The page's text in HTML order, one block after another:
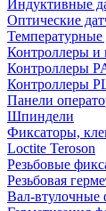
Индуктивные
Оптические
Температурные
Контроллеры и
Контроллеры
Контроллеры
Панели
Шпиндели
Фиксаторы,
Loctite Teroson
Резьбовые
Резьбовая
Вал-втулочные